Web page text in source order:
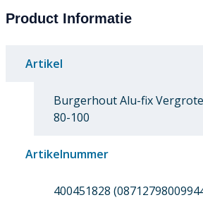
Product Informatie
Artikel
Burgerhout Alu-fix
80-100
Artikelnummer
400451828